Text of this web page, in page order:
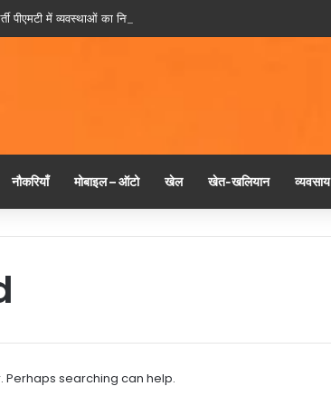
पीएमटी में व्यवस्थाओं का निरीक्षण करने स्वयं पहुंचे मुख्यमंत्री नायब सिंह सैनी
नौकरियाँ मोबाइल – ऑटो खेल खेत-खलियान व्यवसाय
Perhaps searching can help.